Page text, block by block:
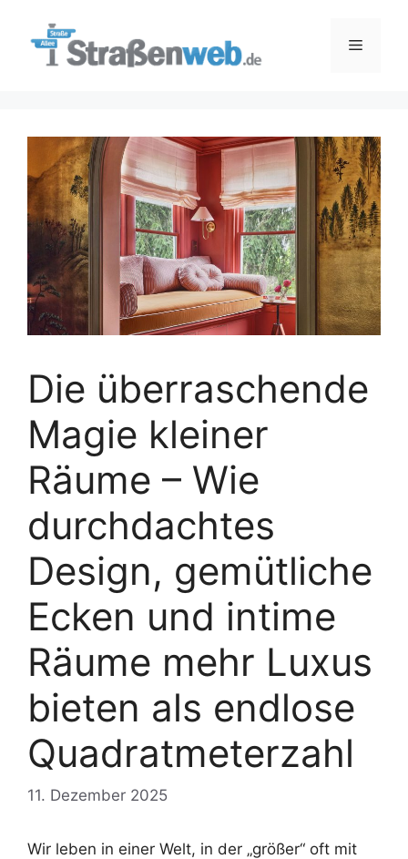
Menü
Die überraschende
Magie kleiner
Räume – Wie
durchdachtes
Design, gemütliche
Ecken und intime
Räume mehr Luxus
bieten als endlose
Quadratmeterzahl
11. Dezember 2025
Wir leben in einer Welt, in der „größer“ oft mit